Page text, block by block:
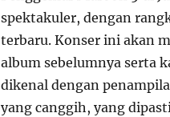
spektakuler, dengan
terbaru. Konser ini akan
album sebelumnya serta
dikenal dengan
yang canggih, yang